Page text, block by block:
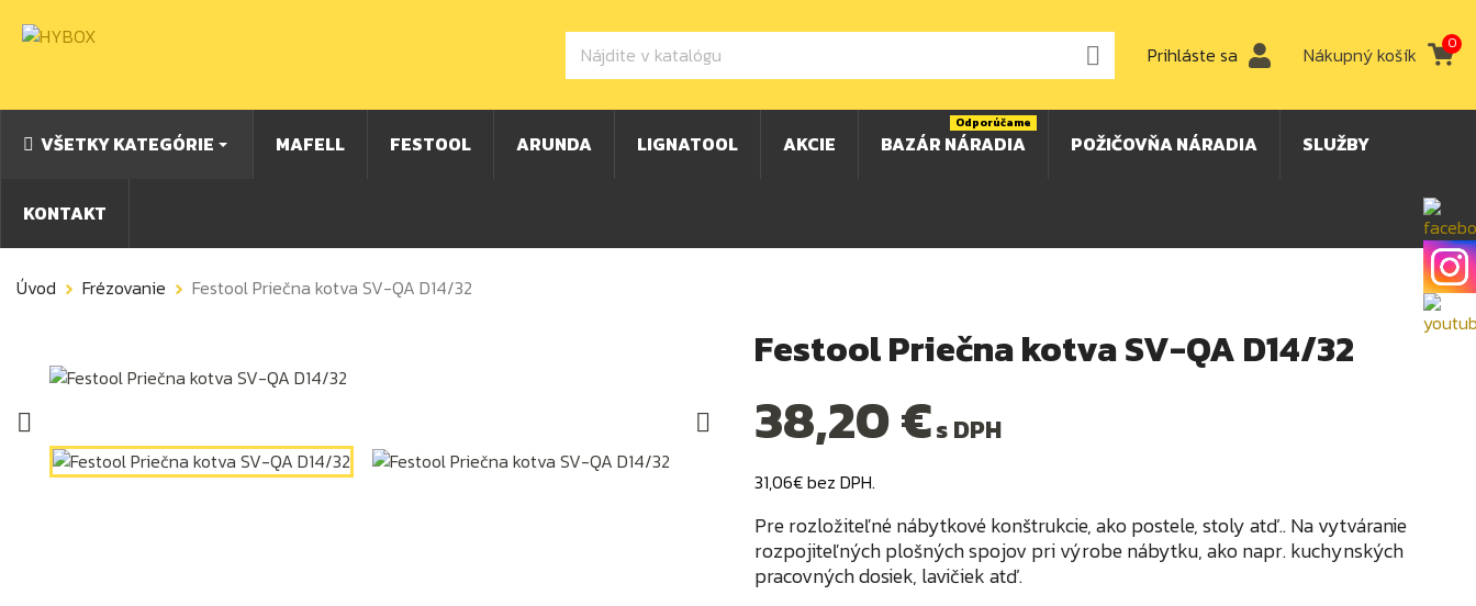
 Prihláste sa Nákupný košík 0
VŠETKY KATEGÓRIE MAFELL FESTOOL ARUNDA LIGNATOOL AKCIE BAZÁR NÁRADIA
Odporúčame
POŽIČOVŇA NÁRADIA SLUŽBY
KONTAKT
Úvod Frézovanie Festool Priečna kotva SV-QA D14/32
 
Festool Priečna kotva SV-QA D14/32
38,20 €s DPH
31,06€ bez DPH.
Pre rozložiteľné nábytkové konštrukcie, ako postele, stoly atď.. Na vytváranie
rozpojiteľných plošných spojov pri výrobe nábytku, ako napr. kuchynských
pracovných dosiek, lavičiek atď.